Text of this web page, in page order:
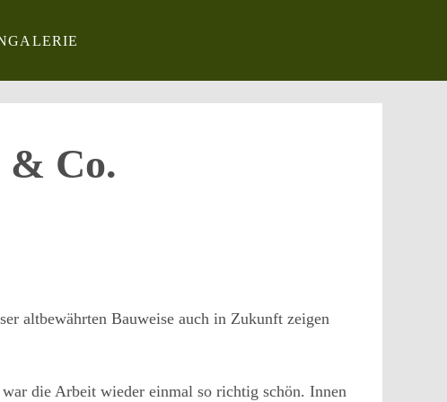
GALERIE
& Co.
altbewährten Bauweise auch in Zukunft zeigen
die Arbeit wieder einmal so richtig schön. Innen